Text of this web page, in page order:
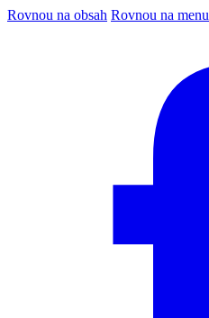
Rovnou na obsah Rovnou na menu